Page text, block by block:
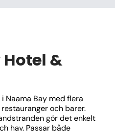
&
Naama Bay med flera
och barer.
gör det enkelt
hav. Passar både